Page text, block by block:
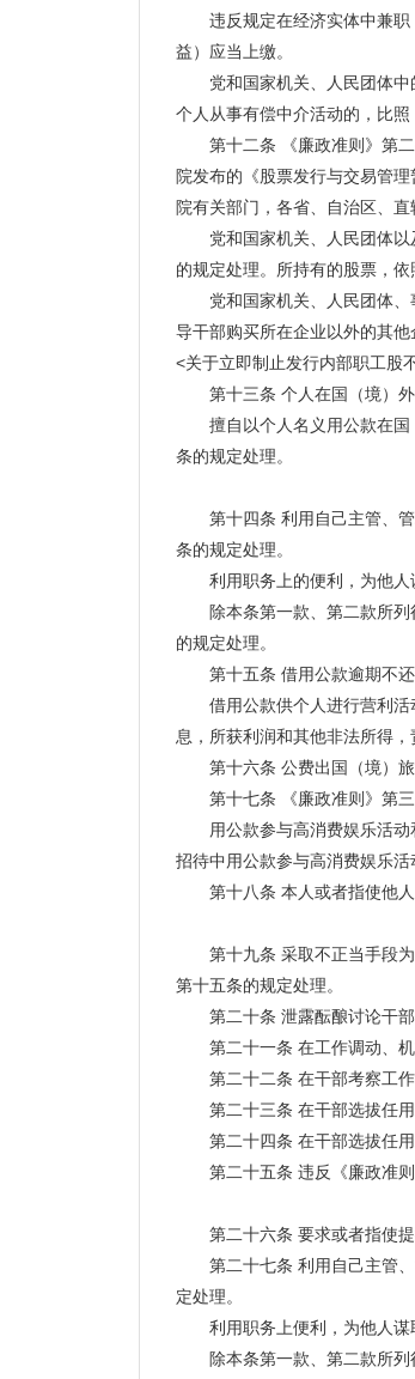
违反规定在经济实体中兼职（
益）应当上缴。
党和国家机关、人民团体中
个人从事有偿中介活动的，比
第十二条 《廉政准则》第二
院发布的《股票发行与交易管
院有关部门，各省、自治区、直
党和国家机关、人民团体以
的规定处理。所持有的股票，
党和国家机关、人民团体、
导干部购买所在企业以外的其
<关于立即制止发行内部职工股
第十三条 个人在国（境）外
擅自以个人名义用公款在国
条的规定处理。
第十四条 利用自己主管、管
条的规定处理。
利用职务上的便利，为他人谋
除本条第一款、第二款所列
的规定处理。
第十五条 借用公款逾期不还
借用公款供个人进行营利活
息，所获利润和其他非法所得，
第十六条 公费出国（境）旅
第十七条 《廉政准则》第三
用公款参与高消费娱乐活动
招待中用公款参与高消费娱乐活
第十八条 本人或者指使他人
第十九条 采取不正当手段为
第十五条的规定处理。
第二十条 泄露酝酿讨论干部
第二十一条 在工作调动、机
第二十二条 在干部考察工作
第二十三条 在干部选拔任用
第二十四条 在干部选拔任用
第二十五条 违反《廉政准则
第二十六条 要求或者指使提
第二十七条 利用自己主管、
定处理。
利用职务上便利，为他人谋取
除本条第一款、第二款所列